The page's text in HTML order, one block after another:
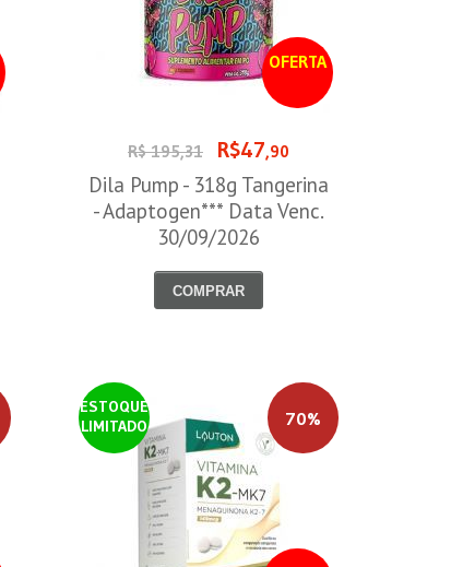
OFERTA
R$ 195,31 R$47,90
Dila Pump - 318g Tangerina
- Adaptogen*** Data Venc.
30/09/2026
COMPRAR
ESTOQUE
LIMITADO
70%